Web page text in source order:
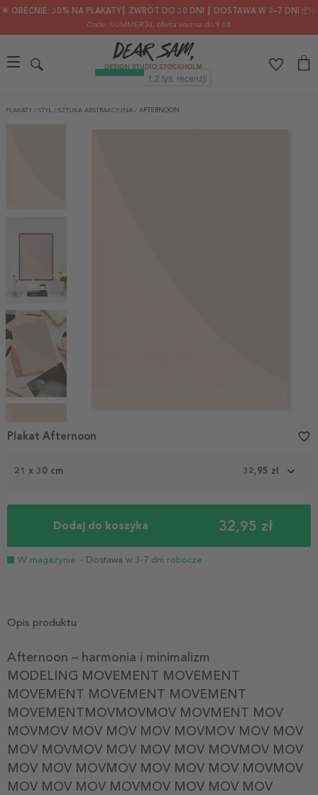
🌟 OBECNIE: 30% NA PLAKATY┃ ZWROT DO 30 DNI ┃ DOSTAWA W 2–7 DNI 📦✨
Code: SUMMER30, oferta ważna do 9.08
PLAKATY / STYL / SZTUKA ABSTRAKCYJNA / AFTERNOON
1
21 x 30 cm 32,95 zł
Dodaj do koszyka 32,95 zł
W magazynie - Dostawa w 3-7 dni robocze
Plakat Afternoon favorite_border
Opis produktu
Afternoon – harmonia i minimalizm
MODELING MOVEMENT MOVEMENT
MOVEMENT MOVEMENT MOVEMENT
MOVEMENTMOVMOVMOV MOVMENT MOV
MOVMOV MOV MOV MOV MOVMOV MOV MOV
MOV MOVMOV MOV MOV MOV MOVMOV MOV
MOV MOV MOVMOV MOV MOV MOV MOVMOV
MOV MOV MOV MOVMOV MOV MOV MOV